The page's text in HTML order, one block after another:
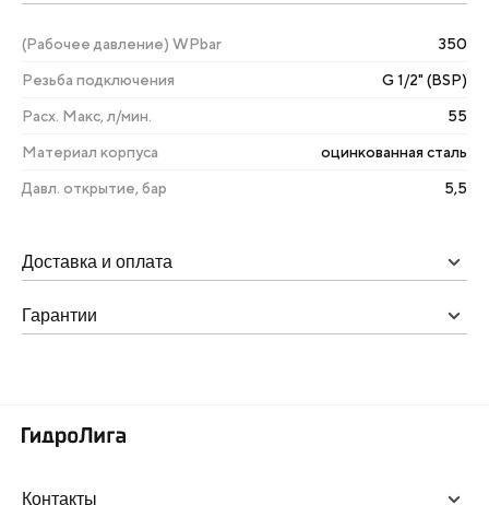
(Рабочее давление) WPbar 350
Резьба подключения G 1/2" (BSP)
Расх. Макс, л/мин. 55
Материал корпуса оцинкованная сталь
Давл. открытие, бар 5,5
Доставка и оплата
Гарантии
Контакты